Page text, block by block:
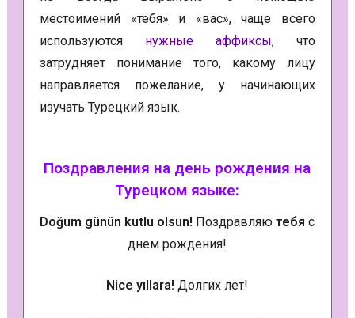
местоимений «тебя» и «вас», чаще всего
используются нужные аффиксы, что
затрудняет понимание того, какому лицу
направляется пожелание, у начинающих
изучать Турецкий язык.
Поздравления на день рождения на
Турецком языке:
Doğum günün kutlu olsun! Поздравляютебя с
днем рождения!
Nice yıllara! Долгих лет!